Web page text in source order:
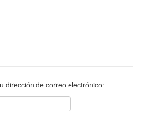
dirección de correo electrónico: